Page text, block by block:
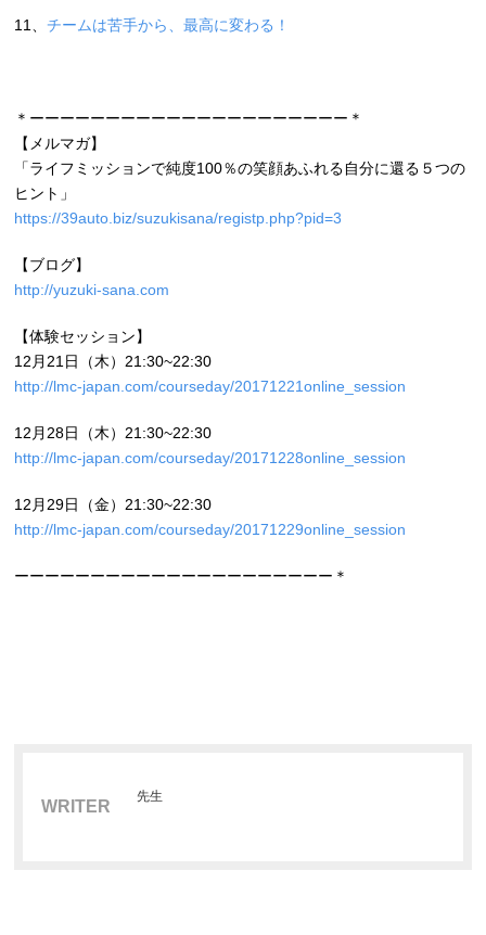
11、チームは苦手から、最高に変わる！
＊ーーーーーーーーーーーーーーーーーーーーー＊
【メルマガ】
「ライフミッションで純度100％の笑顔あふれる自分に還る５つの
ヒント」
https://39auto.biz/suzukisana/registp.php?pid=3
【ブログ】
http://yuzuki-sana.com
【体験セッション】
12月21日（木）21:30~22:30
http://lmc-japan.com/courseday/20171221online_session
12月28日（木）21:30~22:30
http://lmc-japan.com/courseday/20171228online_session
12月29日（金）21:30~22:30
http://lmc-japan.com/courseday/20171229online_session
ーーーーーーーーーーーーーーーーーーーーー＊
WRITER
先生